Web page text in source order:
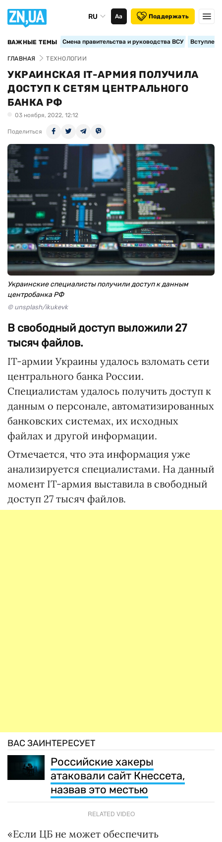
RU Аа Поддержать
ВАЖНЫЕ ТЕМЫ Смена правительства и руководства ВСУ
ГЛАВНАЯ ТЕХНОЛОГИИ
УКРАИНСКАЯ IT-АРМИЯ ПОЛУЧИЛА
ДОСТУП К СЕТЯМ ЦЕНТРАЛЬНОГО
БАНКА РФ
03 ноября, 2022, 12:12
Поделиться
Украинские специалисты получили доступ к данным
центробанка РФ
© unsplash/ikukevk
В свободный доступ выложили 27
тысяч файлов.
IT-армии Украины удалось взломать сети
центрального банка России.
Специалистам удалось получить доступ к
данным о персонале, автоматизированных
банковских системах, их исходных
файлах и другой информации.
Отмечается, что эта информация уже
анализируется специалистами. На данный
момент IT-армия выставила в свободный
доступ 27 тысяч файлов.
ВАС ЗАИНТЕРЕСУЕТ
Российские хакеры
атаковали сайт Кнессета,
назвав это местью
RELATED VIDEO
«Если ЦБ не может обеспечить